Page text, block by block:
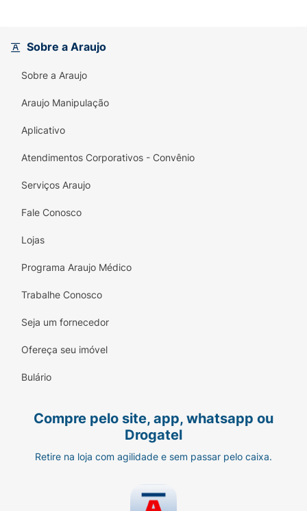
Sobre a Araujo
Sobre a Araujo
Araujo Manipulação
Aplicativo
Atendimentos Corporativos - Convênio
Serviços Araujo
Fale Conosco
Lojas
Programa Araujo Médico
Trabalhe Conosco
Seja um fornecedor
Ofereça seu imóvel
Bulário
Compre pelo site, app, whatsapp ou
Drogatel
Retire na loja com agilidade e sem passar pelo caixa.